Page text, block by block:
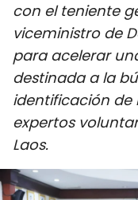
con el teniente
viceministro de
para acelerar
destinada a la
identificación de
expertos
Laos.